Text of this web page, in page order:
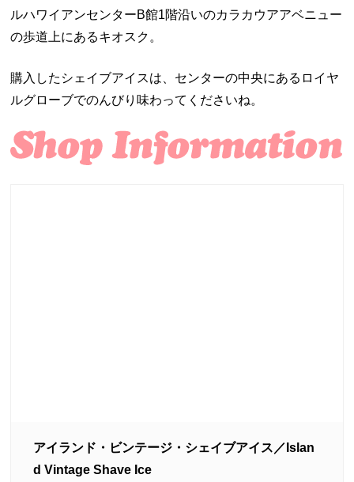
ルハワイアンセンターB館1階沿いのカラカウアアベニュー
の歩道上にあるキオスク。
購入したシェイブアイスは、センターの中央にあるロイヤ
ルグローブでのんびり味わってくださいね。
アイランド・ビンテージ・シェイブアイス／Islan
d Vintage Shave Ice